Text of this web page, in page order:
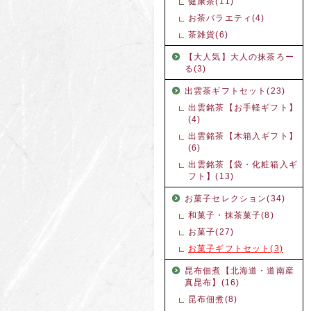
お茶バラエティ(4)
茶雑貨(6)
【大人気】大人の抹茶ろー
る(3)
出雲茶ギフトセット(23)
出雲銘茶【お手軽ギフト】
(4)
出雲銘茶【木箱入ギフト】
(6)
出雲銘茶【袋・化粧箱入ギ
フト】(13)
お菓子セレクション(34)
和菓子・抹茶菓子(8)
お菓子(27)
お菓子ギフトセット(3)
昆布佃煮【北海道・道南産
真昆布】(16)
昆布佃煮(8)